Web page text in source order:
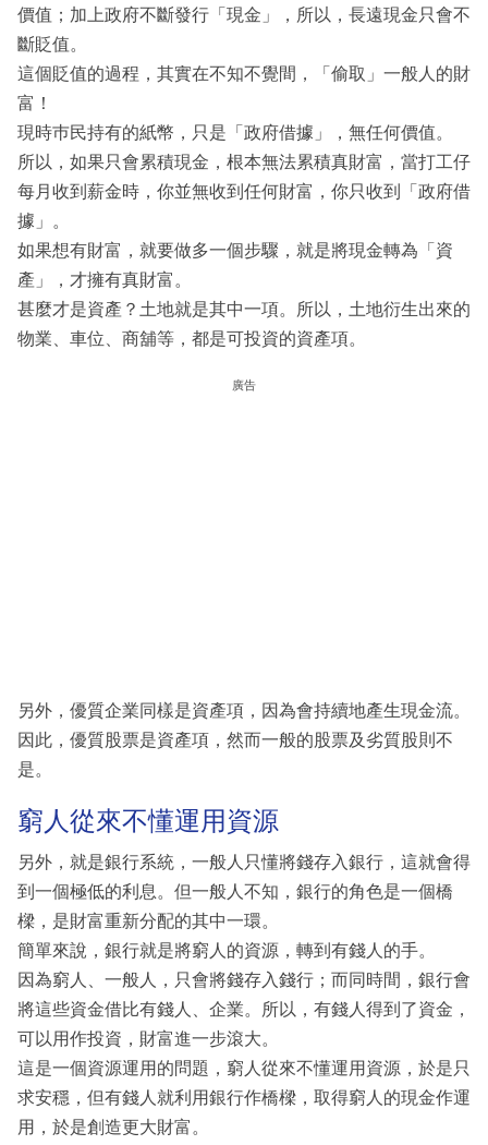
價值；加上政府不斷發行「現金」，所以，長遠現金只會不
斷貶值。
這個貶值的過程，其實在不知不覺間，「偷取」一般人的財
富！
現時巿民持有的紙幣，只是「政府借據」，無任何價值。
所以，如果只會累積現金，根本無法累積真財富，當打工仔
每月收到薪金時，你並無收到任何財富，你只收到「政府借
據」。
如果想有財富，就要做多一個步驟，就是將現金轉為「資
產」，才擁有真財富。
甚麼才是資產？土地就是其中一項。所以，土地衍生出來的
物業、車位、商舖等，都是可投資的資產項。
廣告
另外，優質企業同樣是資產項，因為會持續地產生現金流。
因此，優質股票是資產項，然而一般的股票及劣質股則不
是。
窮人從來不懂運用資源
另外，就是銀行系統，一般人只懂將錢存入銀行，這就會得
到一個極低的利息。但一般人不知，銀行的角色是一個橋
樑，是財富重新分配的其中一環。
簡單來說，銀行就是將窮人的資源，轉到有錢人的手。
因為窮人、一般人，只會將錢存入錢行；而同時間，銀行會
將這些資金借比有錢人、企業。所以，有錢人得到了資金，
可以用作投資，財富進一步滾大。
這是一個資源運用的問題，窮人從來不懂運用資源，於是只
求安穩，但有錢人就利用銀行作橋樑，取得窮人的現金作運
用，於是創造更大財富。